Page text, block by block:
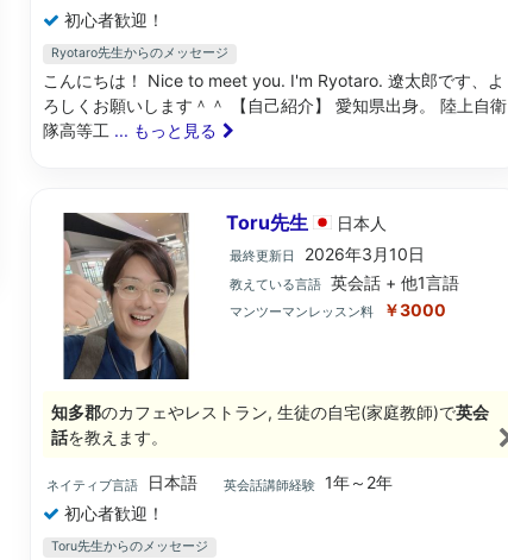
初心者歓迎！
Ryotaro先生からのメッセージ
こんにちは！ Nice to meet you. I'm Ryotaro. 遼太郎です、よ
ろしくお願いします＾＾ 【自己紹介】 愛知県出身。 陸上自衛
隊高等工 ... もっと見る
Toru先生 日本 人
最終更新日 2026年3月10日
教えている言語 英会話 + 他1言語
マンツーマンレッスン料 ￥3000
知多郡のカフェやレストラン, 生徒の自宅(家庭教師)で英会
話を教えます。
ネイティブ言語 日本語 英会話講師経験
1年～2年
初心者歓迎！
Toru先生からのメッセージ